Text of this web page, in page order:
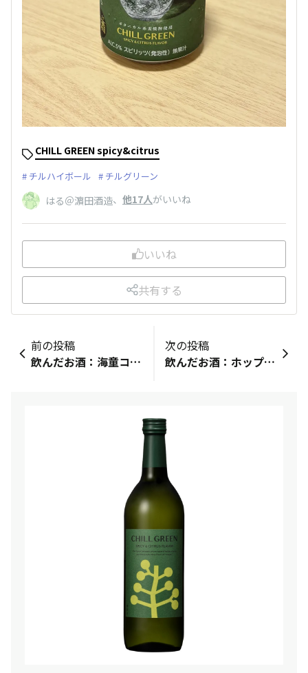
CHILL GREEN spicy&citrus
チルハイボール チルグリーン
はる＠濵田酒造、 他17人がいいね
いいね
共有する
前の投稿
飲んだお酒：海童コメント：お疲れ様です今日は週始めですね〜休肝日も設けないといけないのですが…まず海童ハイボールと焼き鯖でカンパーイですやっぱり合いますね〜(^^)
次の投稿
飲んだお酒：ホップのチルグリーンコメント：チルハイボールのサンプリングイベントガチャで当たったグラスでホップのチルグリーンです。美味しくてお酒が進みます。ホップのチルグリーンのグラスもいつか必ず手に入れます。ツマミがコンビニメシでした。